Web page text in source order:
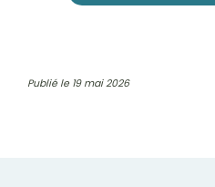
Publié le 19 mai 2026